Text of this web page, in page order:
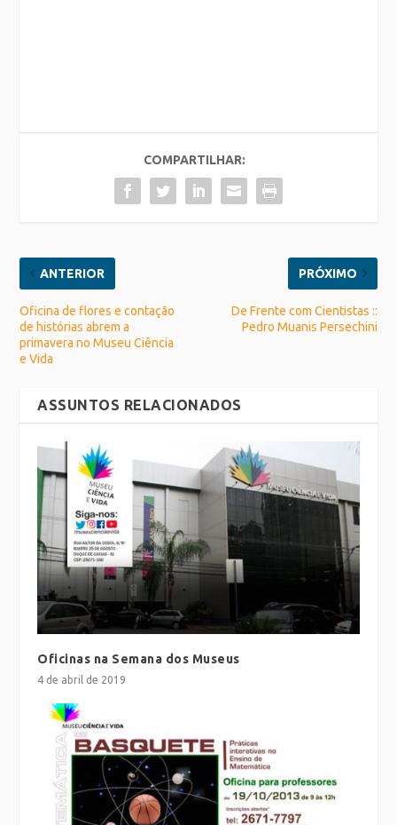
COMPARTILHAR:
ANTERIOR
Oficina de flores e contação
de histórias abrem a
primavera no Museu Ciência
e Vida
PRÓXIMO
De Frente com Cientistas ::
Pedro Muanis Persechini
ASSUNTOS RELACIONADOS
Oficinas na Semana dos Museus
4 de abril de 2019